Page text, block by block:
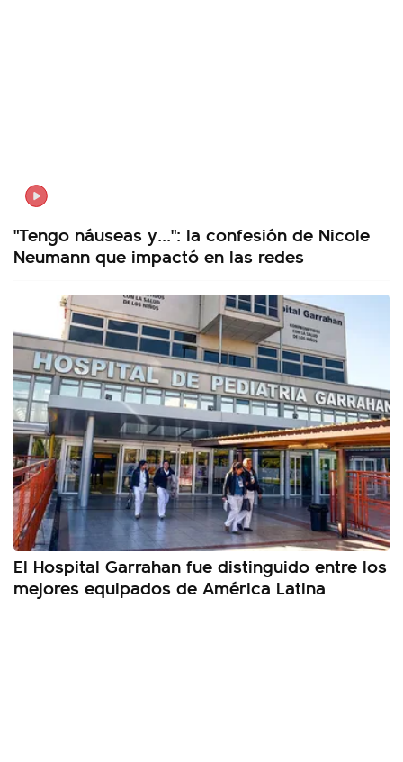
"Tengo náuseas y...": la confesión de Nicole
Neumann que impactó en las redes
El Hospital Garrahan fue distinguido entre los
mejores equipados de América Latina